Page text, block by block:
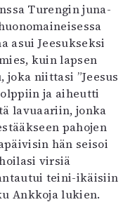
Turengin juna-
asui Jeesukseksi
kuin lapsen
niittasi ”Jeesus
ja aiheutti
lavuaariin, jonka
pahojen
hän seisoi
virsiä
teini-ikäisiin
Ankkoja lukien.